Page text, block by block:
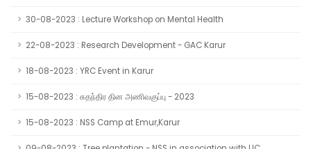
30-08-2023 : Lecture Workshop on Mental Health
22-08-2023 : Research Development - GAC Karur
18-08-2023 : YRC Event in Karur
15-08-2023 : சுதந்திர தின அணிவகுப்பு - 2023
15-08-2023 : NSS Camp at Emur,Karur